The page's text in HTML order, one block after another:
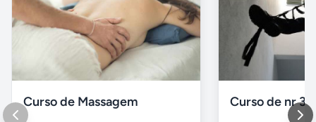
Curso de Massagem Curso de nr 35